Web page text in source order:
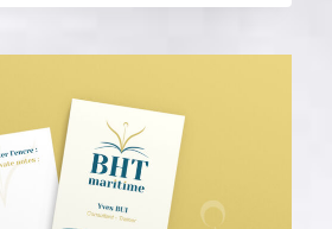
SUBLIMER
VOTRE
INTÉRIEUR